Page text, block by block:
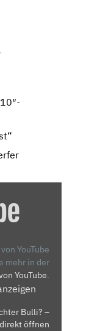
YouTube
mehr in der
YouTube.
Bulli? –
öffnen